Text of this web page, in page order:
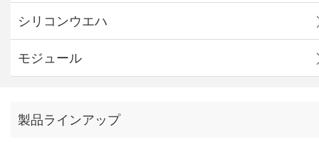
シリコンウエハ
モジュール
製品ラインアップ